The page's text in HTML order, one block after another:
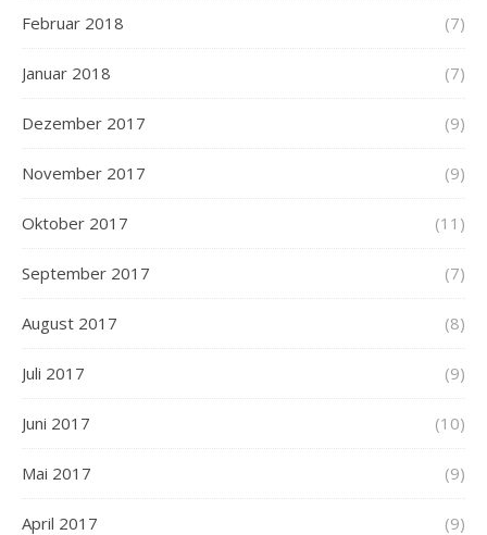
Februar 2018 (7)
Januar 2018 (7)
Dezember 2017 (9)
November 2017 (9)
Oktober 2017 (11)
September 2017 (7)
August 2017 (8)
Juli 2017 (9)
Juni 2017 (10)
Mai 2017 (9)
April 2017 (9)